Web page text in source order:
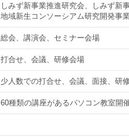
しみず新事業推進研究会、しみず新
地域新生コンソーシアム研究開発事
総会、講演会、セミナー会場
打合せ、会議、研修会場
少人数での打合せ、会議、面接、研
60種類の講座があるパソコン教室開